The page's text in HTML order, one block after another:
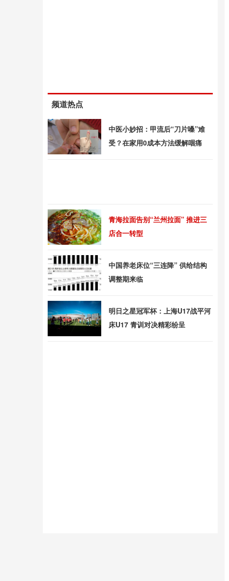
频道热点
中医小妙招：甲流后“刀片嗓”难
受？在家用0成本方法缓解咽痛
青海拉面告别“兰州拉面” 推进三
店合一转型
中国养老床位“三连降” 供给结构
调整期来临
明日之星冠军杯：上海U17战平河
床U17 青训对决精彩纷呈